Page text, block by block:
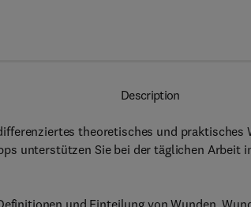
Description
theoretisches und praktisches
unterstützen Sie bei der täglichen Arbeit
und Einteilung von Wunden,